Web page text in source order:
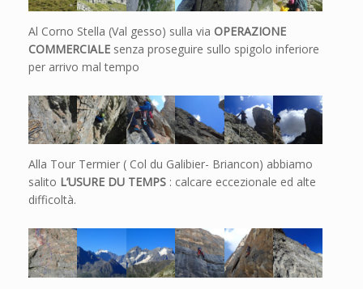
Al Corno Stella (Val gesso) sulla via OPERAZIONE
COMMERCIALE senza proseguire sullo spigolo inferiore
per arrivo mal tempo
Alla Tour Termier ( Col du Galibier- Briancon) abbiamo
salito L’USURE DU TEMPS : calcare eccezionale ed alte
difficoltà.